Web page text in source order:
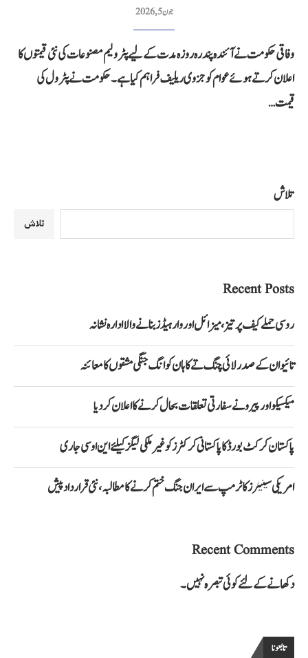
جون 5, 2026
وفاقی حکومت نے آئندہ پندرہ روزہ مدت کے لیے پٹرولیم مصنوعات کی نئی قیمتوں کا
اعلان کرتے ہوئے عوام کو جزوی ریلیف فراہم کیا ہے۔ حکومت نے پٹرول کی
قیمت…
تلاش
تلاش
Recent Posts
روسی حملے کیف پر تیز، میزائل اور وار ہیڈز بنانے والا ادارہ نشانہ
تائیوان کے صدر لائی چنگ تے کا ہان کوانگ جنگی مشقوں کا معائنہ
میکسیکو اور پیرو نے سفارتی تعلقات بحال کرنے کا اعلان کر دیا
پاکستان کرکٹ بورڈ کا پاکستانی کرکٹرز کو غیر ملکی لیگز کیلئے این او سی جاری
امریکی سینیٹرز کا ٹرمپ سے ایران جنگ ختم کرنے کا مطالبہ، نئی قرارداد پیش
Recent Comments
دکھانے کے لئے کوئی تبصرہ نہیں۔
تابعونا